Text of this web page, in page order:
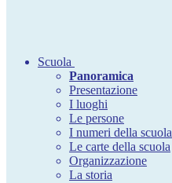
Scuola
Panoramica
Presentazione
I luoghi
Le persone
I numeri della scuola
Le carte della scuola
Organizzazione
La storia